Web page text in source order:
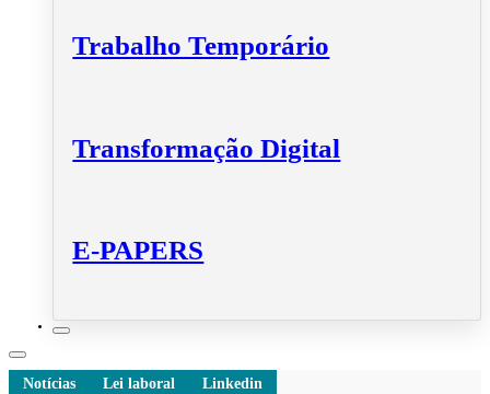
Trabalho Temporário
Transformação Digital
E-PAPERS
Notícias Lei laboral Linkedin